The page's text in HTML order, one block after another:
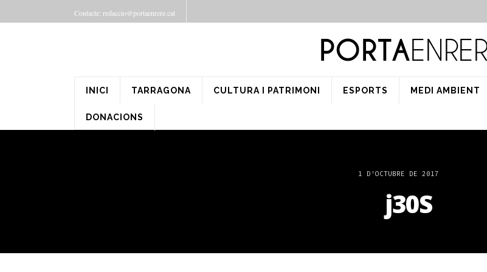
Contacte: redaccio@portaenrere.cat
INICI TARRAGONA CULTURA I PATRIMONI ESPORTS MEDI AMBIENT
DONACIONS
1 D'OCTUBRE DE 2017
j30S